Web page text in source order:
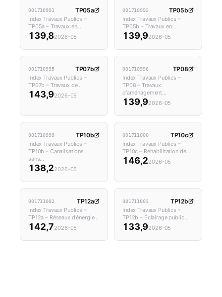
001710991 TP05a
Index Travaux Publics –
TP05a – Travaux en…
139,82026-05
001710992 TP05b
Index Travaux Publics –
TP05b – Travaux en…
139,92026-05
001710995 TP07b
Index Travaux Publics –
TP07b – Travaux de…
143,92026-05
001710996 TP08
Index Travaux Publics –
TP08 – Travaux
d'aménagement…
139,92026-05
001710999 TP10b
Index Travaux Publics –
TP10b – Canalisations
sans…
138,22026-05
001711000 TP10c
Index Travaux Publics –
TP10c – Réhabilitation de…
146,22026-05
001711002 TP12a
Index Travaux Publics –
TP12a – Réseaux d'énergie…
142,72026-05
001711003 TP12b
Index Travaux Publics –
TP12b – Éclairage public…
133,92026-05